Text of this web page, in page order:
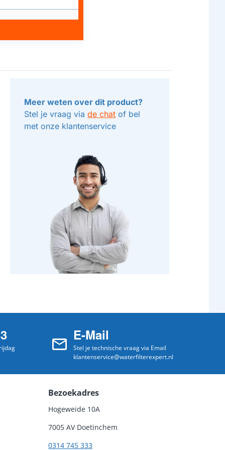
Meer weten over dit product?
Stel je vraag viade chat of bel
met onze klantenservice
E-Mail
Stel je technische vraag via Email
klantenservice@waterfilterexpert.nl
Bezoekadres
Hogeweide 10A
7005 AV Doetinchem
0314 745 333